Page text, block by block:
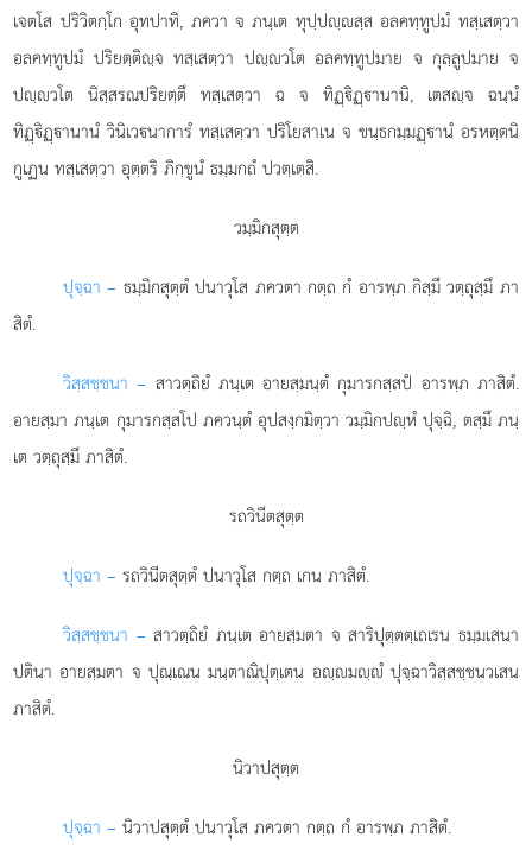
เจตโส ปริวิตกฺโก อุทปาทิ, ภควา จ ภนฺเต ทุปฺปฺสฺส อลคทฺทูปมํ ทสฺเสตฺวา
อลคทฺทูปมํ ปริยตฺติฺจ ทสฺเสตฺวา ปฺวโต อลคทฺทูปมาย จ กุลฺลูปมาย จ
ปฺวโต นิสฺสรณปริยตฺตึ ทสฺเสตฺวา ฉ จ ทิฏฺิฏฺานานิ, เตสฺจ ฉนฺนํ
ทิฏฺิฏฺานานํ วินิเวนาการํ ทสฺเสตฺวา ปริโยสาเน จ ขนฺธกมฺมฏฺานํ อรหตฺตนิ
กูเฏน ทสฺเสตฺวา อุตฺตริ ภิกฺขูนํ ธมฺมกถํ ปวตฺเตสิ.
วมฺมิกสุตฺต
ปุจฺฉา – ธมฺมิกสุตฺตํปนาวุโส ภควตา กตฺถ กํ อารพฺภ กิสฺมึ วตฺถุสฺมึ ภา
สิตํ.
วิสฺสชฺชนา – สาวตฺถิยํ ภนฺเต อายสฺมนฺตํ กุมารกสฺสปํ อารพฺภ ภาสิตํ.
อายสฺมา ภนฺเต กุมารกสฺสโป ภควนฺตํ อุปสงฺกมิตฺวา วมฺมิกปฺหํ ปุจฺฉิ, ตสฺมึ ภนฺ
เต วตฺถุสฺมึ ภาสิตํ.
รถวินีตสุตฺต
ปุจฺฉา – รถวินีตสุตฺตํปนาวุโส กตฺถ เกน ภาสิตํ.
วิสฺสชฺชนา – สาวตฺถิยํ ภนฺเต อายสฺมตา จ สาริปุตฺตตฺเถเรน ธมฺมเสนา
ปตินา อายสฺมตา จ ปุณฺเณน มนฺตาณิปุตฺเตน อฺมฺํ ปุจฺฉาวิสฺสชฺชนวเสน
ภาสิตํ.
นิวาปสุตฺต
ปุจฺฉา – นิวาปสุตฺตํ ปนาวุโส ภควตา กตฺถ กํ อารพฺภ ภาสิตํ.